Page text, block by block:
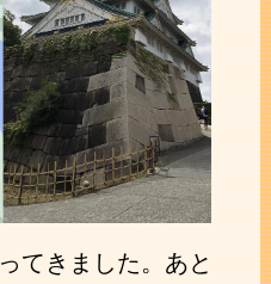
てきました。あと